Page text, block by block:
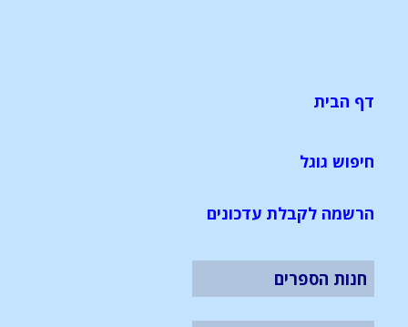
דף הבית
חיפוש גוגל
הרשמה לקבלת עדכונים
חנות הספרים